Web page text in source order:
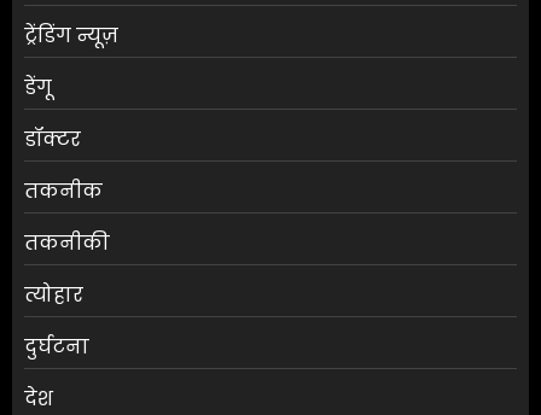
ट्रेंडिंग न्यूज़
डेंगू
डॉक्टर
तकनीक
तकनीकी
त्योहार
दुर्घटना
देश